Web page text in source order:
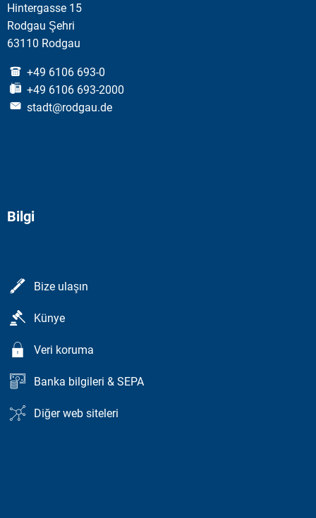
Hintergasse 15
Rodgau Şehri
63110 Rodgau
+49 6106 693-0
+49 6106 693-2000
stadt@rodgau.de
Bilgi
Bize ulaşın
Künye
Veri koruma
Banka bilgileri & SEPA
Diğer web siteleri